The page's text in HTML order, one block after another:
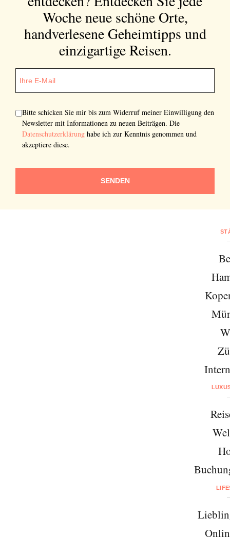
Woche neue schöne Orte,
handverlesene Geheimtipps und
einzigartige Reisen.
Bitte schicken Sie mir bis zum Widerruf meiner Einwilligung den
Newsletter mit Informationen zu neuen Beiträgen. Die
Datenschutzerklärung habe ich zur Kenntnis genommen und
akzeptiere diese.
SENDEN